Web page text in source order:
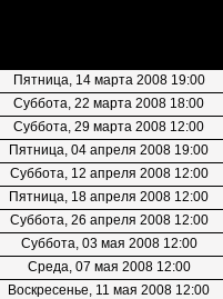
Пятница, 14 марта 2008 19:00
Суббота, 22 марта 2008 18:00
Суббота, 29 марта 2008 12:00
Пятница, 04 апреля 2008 19:00
Суббота, 12 апреля 2008 12:00
Пятница, 18 апреля 2008 12:00
Суббота, 26 апреля 2008 12:00
Суббота, 03 мая 2008 12:00
Среда, 07 мая 2008 12:00
Воскресенье, 11 мая 2008 12:00